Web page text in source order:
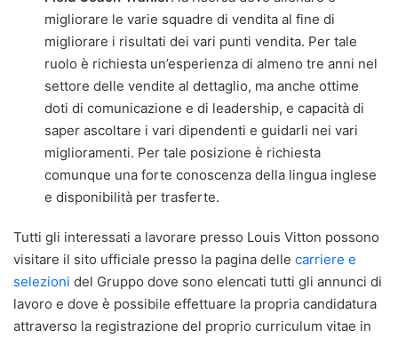
migliorare le varie squadre di vendita al fine di
migliorare i risultati dei vari punti vendita. Per tale
ruolo è richiesta un’esperienza di almeno tre anni nel
settore delle vendite al dettaglio, ma anche ottime
doti di comunicazione e di leadership, e capacità di
saper ascoltare i vari dipendenti e guidarli nei vari
miglioramenti. Per tale posizione è richiesta
comunque una forte conoscenza della lingua inglese
e disponibilità per trasferte.
Tutti gli interessati a lavorare presso Louis Vitton possono
visitare il sito ufficiale presso la pagina delle carriere e
selezioni del Gruppo dove sono elencati tutti gli annunci di
lavoro e dove è possibile effettuare la propria candidatura
attraverso la registrazione del proprio curriculum vitae in